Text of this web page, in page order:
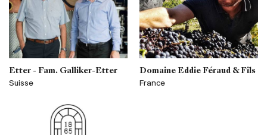
Etter - Fam. Galliker-Etter
Suisse
Domaine Eddie Féraud & Fils
France